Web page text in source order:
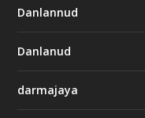
Danlannud
Danlanud
darmajaya